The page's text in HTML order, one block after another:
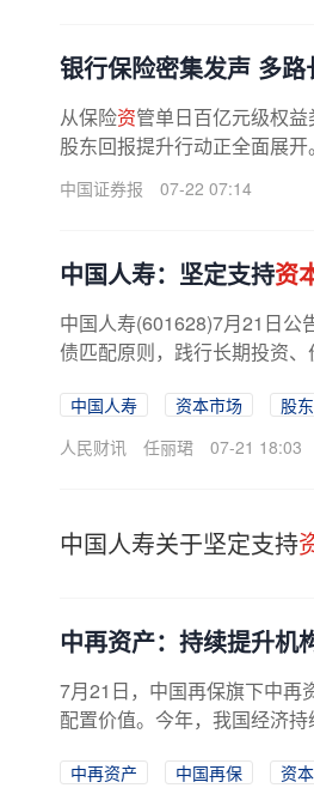
银行保险密集发声 多
从保险资管单日百亿元级权
股东回报提升行动正全面展
中国证券报 07-22 07:14
中国人寿：坚定支持资
中国人寿(601628)7月21日公
债匹配原则，践行长期投资
中国人寿 资本市场
股
人民财讯
任丽珺 07-21 18:03
中国人寿关于坚定支持
中再资产：持续提升机
7月21日，中国再保旗下中再
配置价值。今年，我国经济
中再资产 中国再保
资